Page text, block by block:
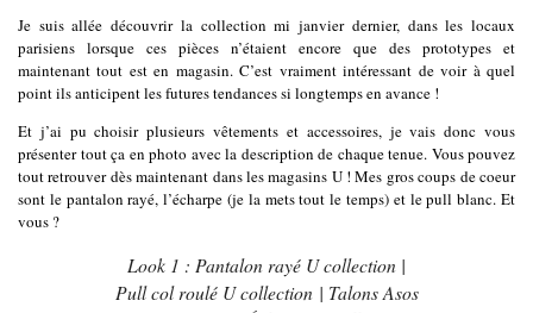
Je suis allée découvrir la collection mi janvier dernier, dans les locaux
parisiens lorsque ces pièces n’étaient encore que des prototypes et
maintenant tout est en magasin. C’est vraiment intéressant de voir à quel
point ils anticipent les futures tendances si longtemps en avance !
Et j’ai pu choisir plusieurs vêtements et accessoires, je vais donc vous
présenter tout ça en photo avec la description de chaque tenue. Vous pouvez
tout retrouver dès maintenant dans les magasins U ! Mes gros coups de coeur
sont le pantalon rayé, l’écharpe (je la mets tout le temps) et le pull blanc. Et
vous ?
Look 1 : Pantalon rayé U collection |
Pull col roulé U collection | Talons Asos